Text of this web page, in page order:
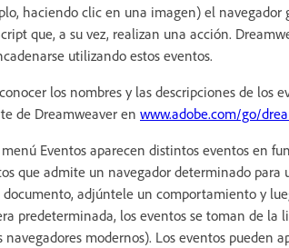
haciendo clic en una imagen) el navegador
que, a su vez, realizan una acción.
utilizando estos eventos.
los nombres y las descripciones de los
de Dreamweaver en www.adobe.com/go/
Eventos aparecen distintos eventos en
que admite un navegador determinado
documento, adjúntele un comportamiento y
predeterminada, los eventos se toman de la
navegadores modernos). Los eventos pueden